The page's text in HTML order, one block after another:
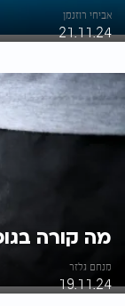
אביחי רוזנמן
21.11.24
מה קורה
מנחם גלזר
19.11.24